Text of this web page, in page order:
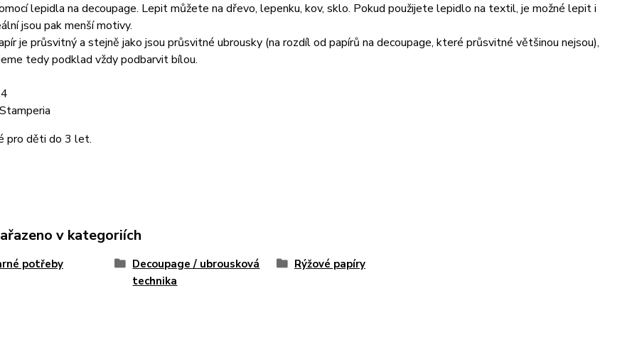
lepidla na decoupage. Lepit můžete na dřevo, lepenku, kov, sklo. Pokud použijete lepidlo na textil, je možné lepit i
jsou pak menší motivy.
je průsvitný a stejně jako jsou průsvitné ubrousky (na rozdíl od papírů na decoupage, které průsvitné většinou nejsou),
tedy podklad vždy podbarvit bílou.
pro děti do 3 let.
v kategoriích
potřeby
Decoupage / ubrousková
technika
Rýžové papíry